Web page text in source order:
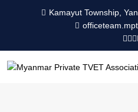
Kamayut Township,